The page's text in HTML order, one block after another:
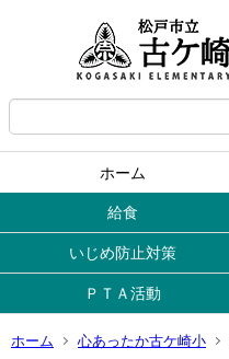
ホーム
給食
いじめ防止対策
ＰＴＡ活動
ホーム 心あったか古ケ崎小